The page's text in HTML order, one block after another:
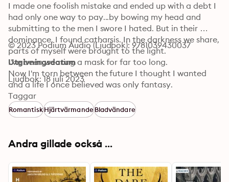
I made one foolish mistake and ended up with a debt I
had only one way to pay...by bowing my head and
submitting to the men I swore I hated. But in their
dominance, I found catharsis. In the darkness we share,
parts of myself were brought to the light.
I've been wearing a mask for far too long.
Now I'm torn between the future I thought I wanted
and a life I once believed was only fantasy.
These feelings between us were never just a game.
What am I willing to sacrifice? My pride and carefully
laid plans, my determination that I can do it all alone?
with the men who turned my world on its head? How
much am I willing to give up?
Losers: Part 2 is book two in the Losers duet. Although
© 2023 Podium Audio (Ljudbok): 9781039430037
Utgivningsdatum
Ljudbok: 18 juli 2023
Taggar
RomantiskHjärtvärmandeBladvändare
Andra gillade också ...